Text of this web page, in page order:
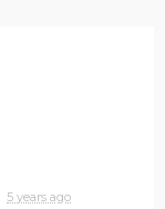
5 years ago